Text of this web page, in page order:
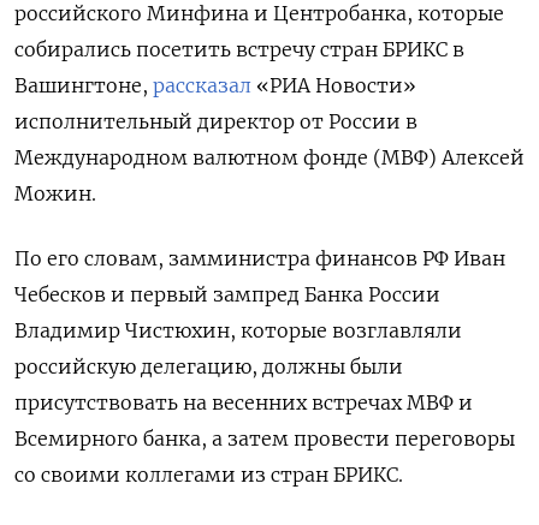
российского Минфина и Центробанка, которые
собирались посетить встречу стран БРИКС в
Вашингтоне, рассказал «РИА Новости»
исполнительный директор от России в
Международном валютном фонде (МВФ) Алексей
Можин.
По его словам, замминистра финансов РФ Иван
Чебесков и первый зампред Банка России
Владимир Чистюхин, которые возглавляли
российскую делегацию, должны были
присутствовать на весенних встречах МВФ и
Всемирного банка, а затем провести переговоры
со своими коллегами из стран БРИКС.